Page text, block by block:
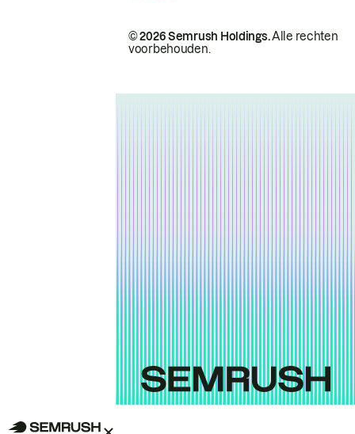
© 2026 Semrush Holdings.Alle rechten
voorbehouden.